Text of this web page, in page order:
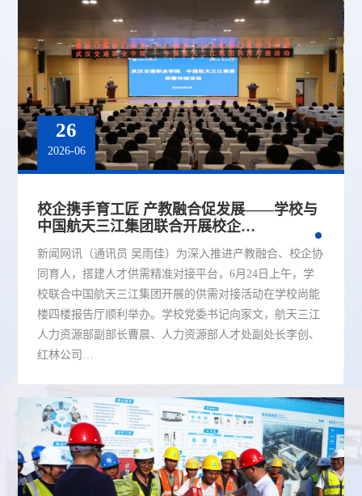
26
2026-06
校企携手育工匠 产教融合促发展——学校与
中国航天三江集团联合开展校企…
新闻网讯（通讯员 吴雨佳）为深入推进产教融合、校企协
同育人，搭建人才供需精准对接平台，6月24日上午，学
校联合中国航天三江集团开展的供需对接活动在学校尚能
楼四楼报告厅顺利举办。学校党委书记向家文，航天三江
人力资源部副部长曹晨、人力资源部人才处副处长李创、
红林公司…